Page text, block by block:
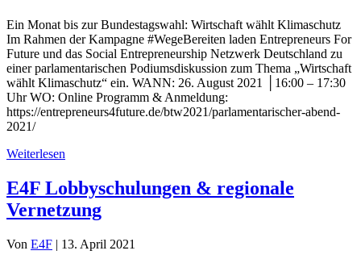
Ein Monat bis zur Bundestagswahl: Wirtschaft wählt Klimaschutz
Im Rahmen der Kampagne #WegeBereiten laden Entrepreneurs For
Future und das Social Entrepreneurship Netzwerk Deutschland zu
einer parlamentarischen Podiumsdiskussion zum Thema „Wirtschaft
wählt Klimaschutz“ ein. WANN: 26. August 2021 │16:00 – 17:30
Uhr WO: Online Programm & Anmeldung:
https://entrepreneurs4future.de/btw2021/parlamentarischer-abend-
2021/
Weiterlesen
E4F Lobbyschulungen & regionale
Vernetzung
Von E4F | 13. April 2021